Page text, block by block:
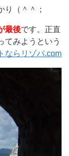
（＾＾；
最後です。正直
てみようという
ならリゾバ.com